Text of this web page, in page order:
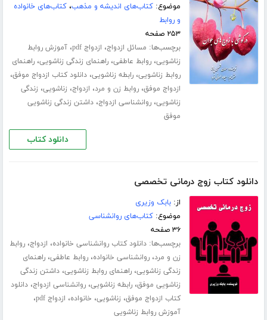
موضوع:کتاب‌های اندیشه و مذهب،کتاب‌های خانواده
و روابط
۲۵۳ صفحه
برچسب‌ها: مسائل ازدواج، ازدواج pdf ،آموزش روابط
زناشویی،روابط عاطفی،راهنمای زندگی زناشویی،راهنمای
روابط زناشویی،رابطه زناشویی،دانلود کتاب ازدواج موفق،
ازدواج موفق،روابط زن و مرد، ازدواج، زناشویی، زندگی
زناشویی،روانشناسی ازدواج،داشتن زندگی زناشویی
موفق
دانلود کتاب
دانلود کتاب زوج درمانی تخصصی
از:بابک وزیری
موضوع:کتاب‌های روانشناسی
۳۶ صفحه
برچسب‌ها:دانلود کتاب روانشناسی خانواده، ازدواج،روابط
زن و مرد،روانشناسی خانواده،روابط عاطفی،راهنمای
زندگی زناشویی،راهنمای روابط زناشویی،داشتن زندگی
زناشویی موفق،رابطه زناشویی،روانشناسی ازدواج،دانلود
کتاب ازدواج موفق، زناشویی، خانواده، ازدواج pdf ،
آموزش روابط زناشویی